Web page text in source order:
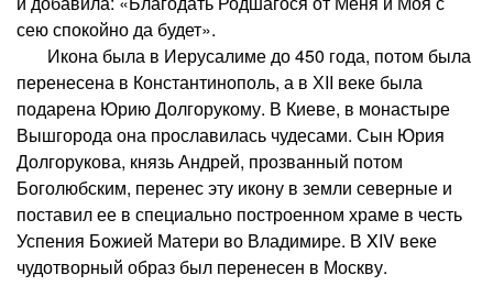
сею спокойно да будет».
Икона была в Иерусалиме до 450 года, потом была
перенесена в Константинополь, а в ХII веке была
подарена Юрию Долгорукому. В Киеве, в монастыре
Вышгорода она прославилась чудесами. Сын Юрия
Долгорукова, князь Андрей, прозванный потом
Боголюбским, перенес эту икону в земли северные и
поставил ее в специально построенном храме в честь
Успения Божией Матери во Владимире. В XIV веке
чудотворный образ был перенесен в Москву.